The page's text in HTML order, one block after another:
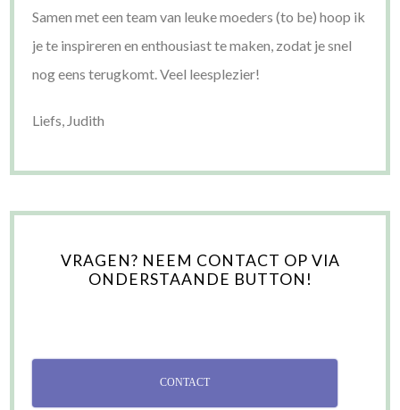
Samen met een team van leuke moeders (to be) hoop ik
je te inspireren en enthousiast te maken, zodat je snel
nog eens terugkomt. Veel leesplezier!
Liefs, Judith
VRAGEN? NEEM CONTACT OP VIA
ONDERSTAANDE BUTTON!
CONTACT